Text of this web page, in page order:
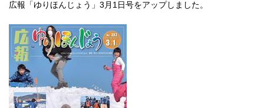
広報「ゆりほんじょう」3月1日号をアップしました。